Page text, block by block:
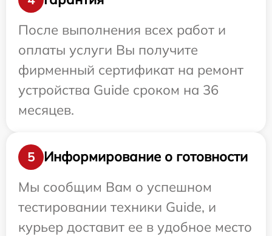
После выполнения всех работ и
оплаты услуги Вы получите
фирменный сертификат на ремонт
устройства Guide сроком на 36
месяцев.
5
Информирование о готовности
Мы сообщим Вам о успешном
тестировании техники Guide, и
курьер доставит ее в удобное место